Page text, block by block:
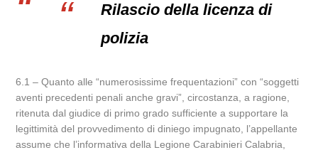
Rilascio della licenza di
polizia
6.1 – Quanto alle “numerosissime frequentazioni” con “soggetti
aventi precedenti penali anche gravi”, circostanza, a ragione,
ritenuta dal giudice di primo grado sufficiente a supportare la
legittimità del provvedimento di diniego impugnato, l’appellante
assume che l’informativa della Legione Carabinieri Calabria,